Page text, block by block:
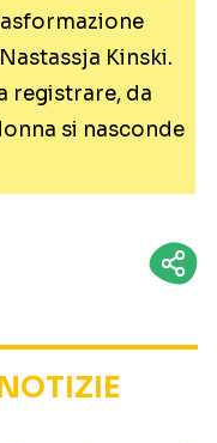
Kinski.
registrare, da
si nasconde